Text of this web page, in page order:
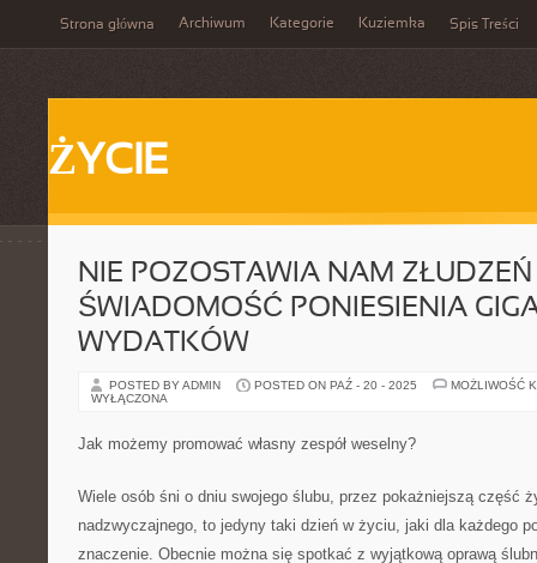
Strona główna Archiwum Kategorie Kuziemka Spis Treści
ŻYCIE
NIE POZOSTAWIA NAM ZŁUDZEŃ
ŚWIADOMOŚĆ PONIESIENIA
WYDATKÓW
POSTED BY ADMIN POSTED ON PAŹ - 20 - 2025
MOŻLIWOŚĆ
WYŁĄCZONA
Jak możemy promować własny zespół weselny?
Wiele osób śni o dniu swojego ślubu, przez pokażniejszą część
nadzwyczajnego, to jedyny taki dzień w życiu, jaki dla każdego
znaczenie. Obecnie można się spotkać z wyjątkową oprawą